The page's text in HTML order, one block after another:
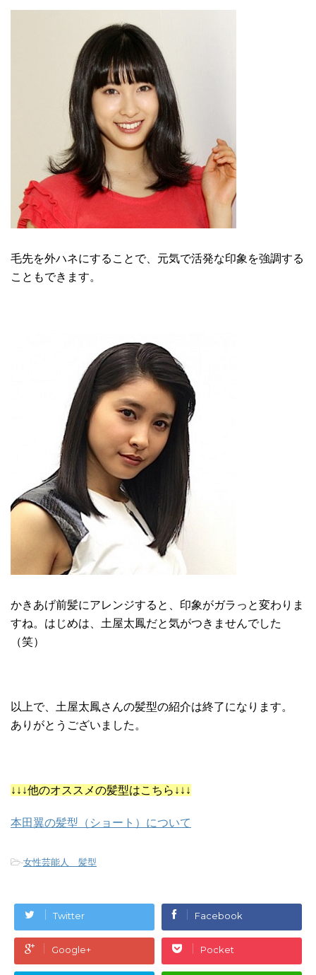
毛先を外ハネにすることで、元気で活発な印象を強調する
こともできます。
かきあげ前髪にアレンジすると、印象がガラっと変わりま
すね。はじめは、土屋太鳳だと気がつきませんでした
（笑）
以上で、土屋太鳳さんの髪型の紹介は終了になります。
ありがとうございました。
↓↓↓他のオススメの髪型はこちら↓↓↓
本田翼の髪型（ショート）について
-女性芸能人 髪型
Twitter Facebook
Google+ Pocket